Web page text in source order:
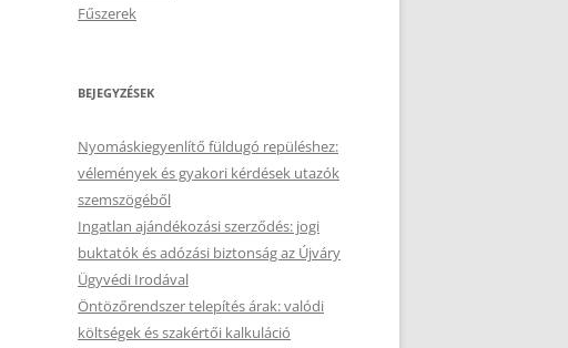
Fűszerek
BEJEGYZÉSEK
Nyomáskiegyenlítő füldugó repüléshez:
vélemények és gyakori kérdések utazók
szemszögéből
Ingatlan ajándékozási szerződés: jogi
buktatók és adózási biztonság az Újváry
Ügyvédi Irodával
Öntözőrendszer telepítés árak: valódi
költségek és szakértői kalkuláció